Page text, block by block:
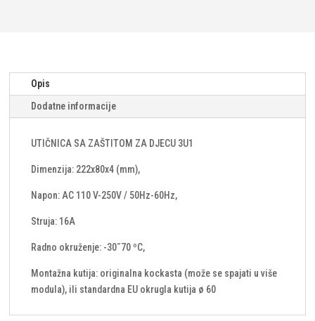
Opis
Dodatne informacije
UTIČNICA SA ZAŠTITOM ZA DJECU 3U1
Dimenzija: 222x80x4 (mm),
Napon: AC 110 V-250V / 50Hz-60Hz,
Struja: 16A
Radno okruženje: -30˜70 ºC,
Montažna kutija: originalna kockasta (može se spajati u više
modula), ili standardna EU okrugla kutija ø 60